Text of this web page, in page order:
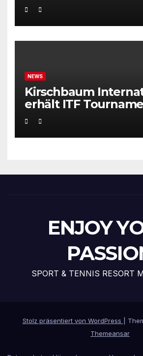
NEWS
Kirschbaum
erhält ITF
Recognition Award
ENJOY
SPORT & TENNIS RESORT
Stolz präsentiert von WordPress
Themeansar